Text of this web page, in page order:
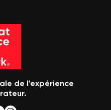
de l'expérience